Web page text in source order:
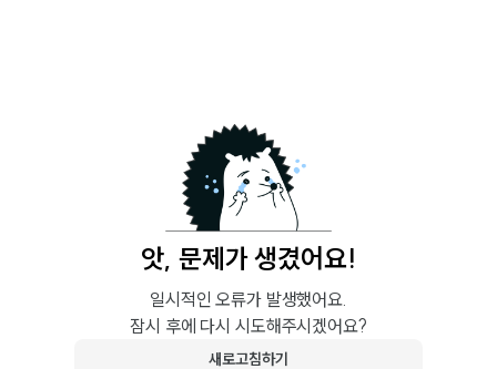
앗, 문제가 생겼어요!
일시적인 오류가 발생했어요.
잠시 후에 다시 시도해주시겠어요?
새로고침하기